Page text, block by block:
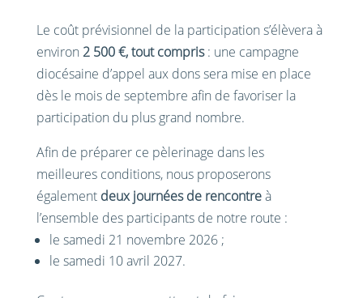
Le coût prévisionnel de la participation s’élèvera à
environ 2 500 €, tout compris : une campagne
diocésaine d’appel aux dons sera mise en place
dès le mois de septembre afin de favoriser la
participation du plus grand nombre.
Afin de préparer ce pèlerinage dans les
meilleures conditions, nous proposerons
également deux journées de rencontreà
l’ensemble des participants de notre route :
le samedi 21 novembre 2026 ;
le samedi 10 avril 2027.